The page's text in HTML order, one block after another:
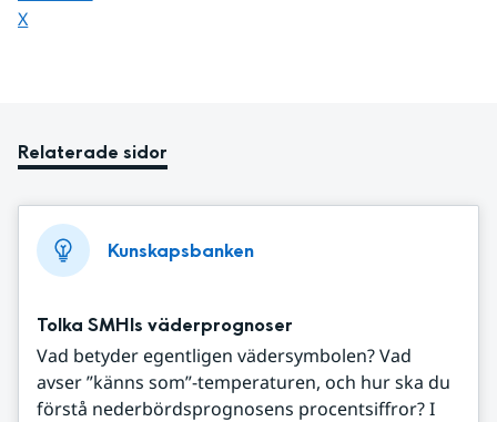
Dela sidan på
X
Relaterade sidor
Kunskapsbanken
Tolka SMHIs väderprognoser
Vad betyder egentligen vädersymbolen? Vad
avser ”känns som”-temperaturen, och hur ska du
förstå nederbördsprognosens procentsiffror? I